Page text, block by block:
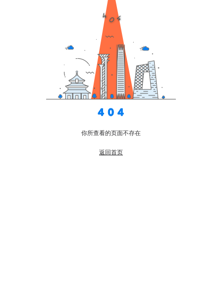
你所查看的页面不存在
返回首页